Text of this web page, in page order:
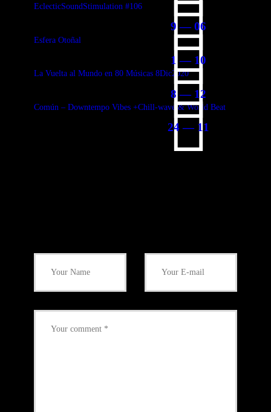
9 — 06
EclecticSoundStimulation #106
1 — 10
Esfera Otoñal
8 — 12
La Vuelta al Mundo en 80 Músicas 8Dic2020
24 — 11
Común – Downtempo Vibes +Chill-wave & World Beat